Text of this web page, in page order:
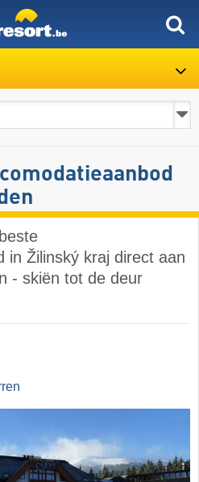
in Žilinský kraj direct aan
- skiën tot de deur